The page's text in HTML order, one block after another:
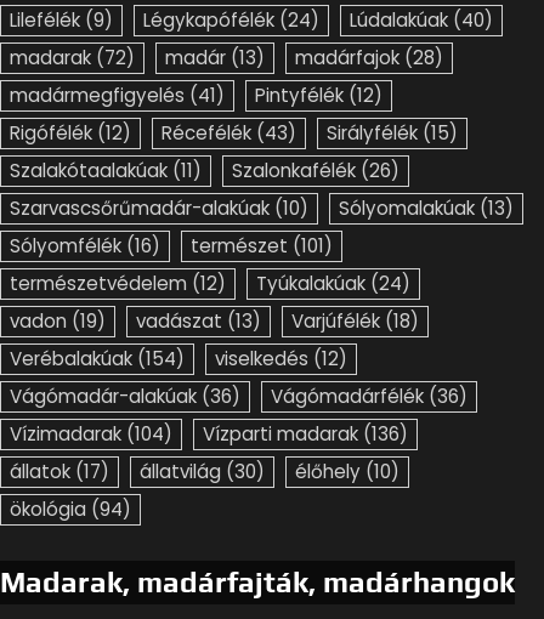
Lilefélék (9) Légykapófélék (24) Lúdalakúak (40)
madarak (72) madár (13) madárfajok (28)
madármegfigyelés (41) Pintyfélék (12)
Rigófélék (12) Récefélék (43) Sirályfélék (15)
Szalakótaalakúak (11) Szalonkafélék (26)
Szarvascsőrűmadár-alakúak (10) Sólyomalakúak (13)
Sólyomfélék (16) természet (101)
természetvédelem (12) Tyúkalakúak (24)
vadon (19) vadászat (13) Varjúfélék (18)
Verébalakúak (154) viselkedés (12)
Vágómadár-alakúak (36) Vágómadárfélék (36)
Vízimadarak (104) Vízparti madarak (136)
állatok (17) állatvilág (30) élőhely (10)
ökológia (94)
Madarak, madárfajták, madárhangok